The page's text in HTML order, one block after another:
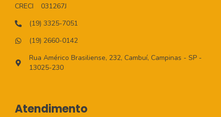
CRECI
031267J
(19) 3325-7051
(19) 2660-0142
Rua Américo Brasiliense, 232, Cambuí, Campinas - SP -
13025-230
Atendimento